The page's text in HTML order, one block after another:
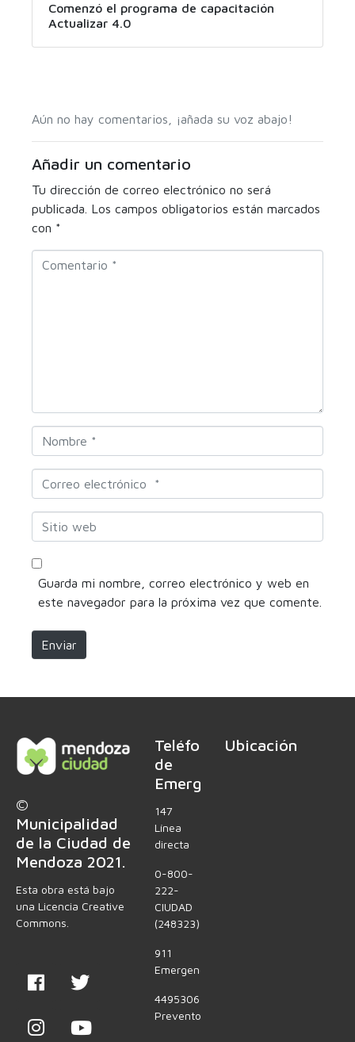
Comenzó el programa de capacitación
Actualizar 4.0
Aún no hay comentarios, ¡añada su voz abajo!
Añadir un comentario
Tu dirección de correo electrónico no será
publicada. Los campos obligatorios están marcados
con *
i
o
o
m
r
o
r
o
e
i
c
i
t
e
b
Guarda mi nombre, correo electrónico y web en
este navegador para la próxima vez que comente.
Enviar
©
Municipalidad
de la Ciudad de
Mendoza 2021.
Esta obra está bajo
una Licencia Creative
Commons.
Teléfonos
de
Emergencia
147
Línea
directa
0-800-
222-
CIUDAD
(248323)
911
Emergencias
4495306
Preventores
Ubicación